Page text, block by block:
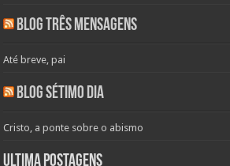
Blog Três Mensagens
Até breve, pai
Blog Sétimo Dia
Cristo, a ponte sobre o abismo
Ultima Postagens